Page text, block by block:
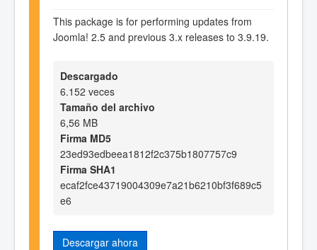
This package is for performing updates from
Joomla! 2.5 and previous 3.x releases to 3.9.19.
Descargado
6.152 veces
Tamaño del archivo
6,56 MB
Firma MD5
23ed93edbeea1812f2c375b1807757c9
Firma SHA1
ecaf2fce43719004309e7a21b6210bf3f689c5
e6
Descargar ahora